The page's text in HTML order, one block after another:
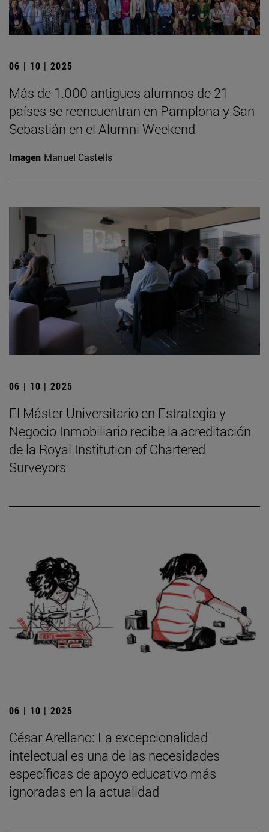
06 | 10 | 2025
Más de 1.000 antiguos alumnos de 21
países se reencuentran en Pamplona y San
Sebastián en el Alumni Weekend
Imagen Manuel Castells
06 | 10 | 2025
El Máster Universitario en Estrategia y
Negocio Inmobiliario recibe la acreditación
de la Royal Institution of Chartered
Surveyors
06 | 10 | 2025
César Arellano: La excepcionalidad
intelectual es una de las necesidades
específicas de apoyo educativo más
ignoradas en la actualidad